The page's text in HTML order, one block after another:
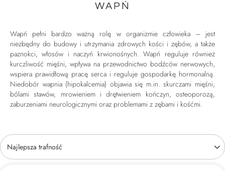
WAPŃ
Wapń pełni bardzo ważną rolę w organizmie człowieka – jest
niezbędny do budowy i utrzymania zdrowych kości i zębów, a także
paznokci, włosów i naczyń krwionośnych. Wapń reguluje również
kurczliwość mięśni, wpływa na przewodnictwo bodźców nerwowych,
wspiera prawidłową pracę serca i reguluje gospodarkę hormonalną.
Niedobór wapnia (hipokalcemia) objawia się m.in. skurczami mięśni,
bólami stawów, mrowieniem i drętwieniem kończyn, osteoporozą,
zaburzeniami neurologicznymi oraz problemami z zębami i kośćmi.
Zmień sortowanie
Najlepsza trafność